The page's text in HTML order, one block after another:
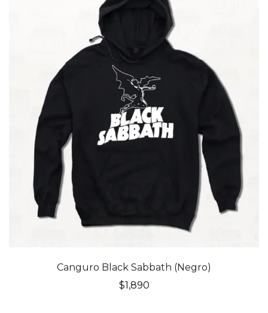
Canguro Black Sabbath (Negro)
$1,890